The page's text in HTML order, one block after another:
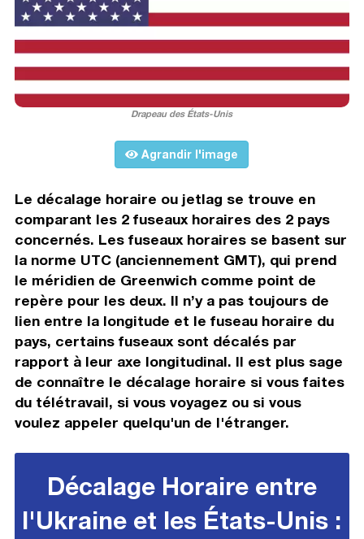
Drapeau des États-Unis
Agrandir l'image
Le décalage horaire ou jetlag se trouve en
comparant les 2 fuseaux horaires des 2 pays
concernés. Les fuseaux horaires se basent sur
la norme UTC (anciennement GMT), qui prend
le méridien de Greenwich comme point de
repère pour les deux. Il n’y a pas toujours de
lien entre la longitude et le fuseau horaire du
pays, certains fuseaux sont décalés par
rapport à leur axe longitudinal. Il est plus sage
de connaître le décalage horaire si vous faites
du télétravail, si vous voyagez ou si vous
voulez appeler quelqu'un de l'étranger.
Décalage Horaire entre
l'Ukraine et les États-Unis :